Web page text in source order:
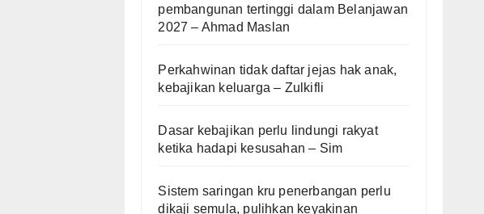
pembangunan tertinggi dalam Belanjawan
2027 – Ahmad Maslan
Perkahwinan tidak daftar jejas hak anak,
kebajikan keluarga – Zulkifli
Dasar kebajikan perlu lindungi rakyat
ketika hadapi kesusahan – Sim
Sistem saringan kru penerbangan perlu
dikaji semula, pulihkan keyakinan